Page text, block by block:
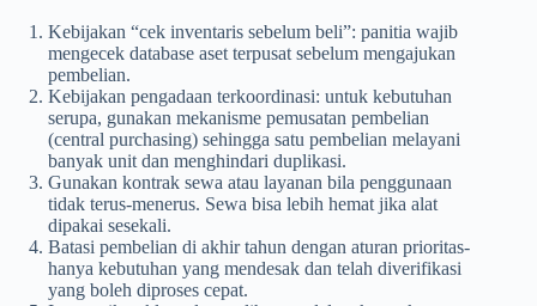
Kebijakan “cek inventaris sebelum beli”: panitia wajib
mengecek database aset terpusat sebelum mengajukan
pembelian.
Kebijakan pengadaan terkoordinasi: untuk kebutuhan
serupa, gunakan mekanisme pemusatan pembelian
(central purchasing) sehingga satu pembelian melayani
banyak unit dan menghindari duplikasi.
Gunakan kontrak sewa atau layanan bila penggunaan
tidak terus-menerus. Sewa bisa lebih hemat jika alat
dipakai sesekali.
Batasi pembelian di akhir tahun dengan aturan prioritas-
hanya kebutuhan yang mendesak dan telah diverifikasi
yang boleh diproses cepat.